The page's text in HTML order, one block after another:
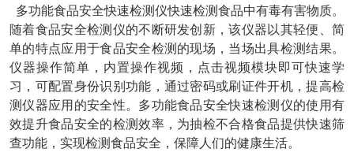
多功能食品安全快速检测仪快速检测食品中有毒有害物质。
随着食品安全检测仪的不断研发创新，该仪器以其轻便、简
单的特点应用于食品安全检测的现场，当场出具检测结果。
仪器操作简单，内置操作视频，点击视频模块即可快速学
习，可配置身份识别功能，通过密码或刷证件开机，提高检
测仪器应用的安全性。多功能食品安全快速检测仪的使用有
效提升食品安全的检测效率，为抽检不合格食品提供快速筛
查功能，实现检测食品安全，保障人们的健康生活。